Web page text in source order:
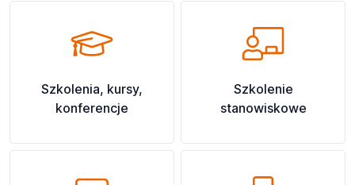
Szkolenia, kursy,
konferencje
Szkolenie
stanowiskowe